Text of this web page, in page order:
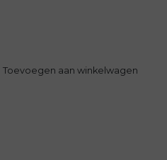
Toevoegen aan winkelwagen